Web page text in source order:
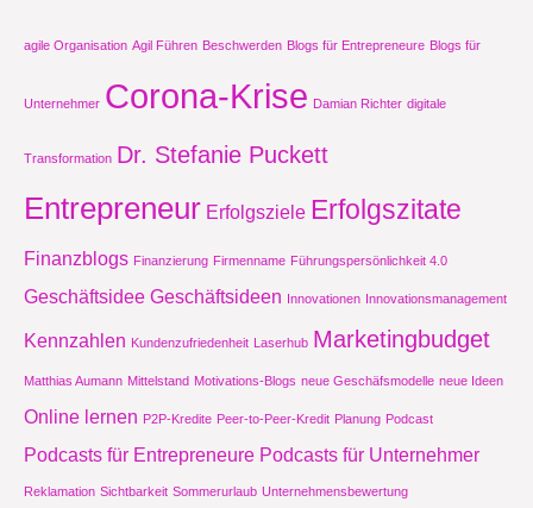
agile Organisation Agil Führen Beschwerden Blogs für Entrepreneure Blogs für
Unternehmer Corona-Krise Damian Richter digitale
Transformation Dr. Stefanie Puckett
Entrepreneur Erfolgsziele Erfolgszitate
Finanzblogs Finanzierung Firmenname Führungspersönlichkeit 4.0
Geschäftsidee Geschäftsideen Innovationen Innovationsmanagement
Kennzahlen Kundenzufriedenheit Laserhub Marketingbudget
Matthias Aumann Mittelstand Motivations-Blogs neue Geschäfsmodelle neue Ideen
Online lernen P2P-Kredite Peer-to-Peer-Kredit Planung Podcast
Podcasts für Entrepreneure Podcasts für Unternehmer
Reklamation Sichtbarkeit Sommerurlaub Unternehmensbewertung